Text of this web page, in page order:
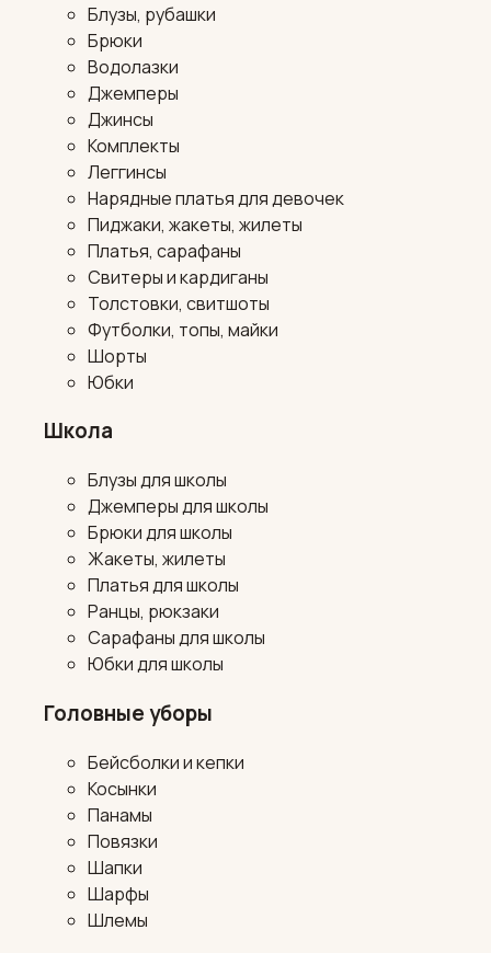
Блузы, рубашки
Брюки
Водолазки
Джемперы
Джинсы
Комплекты
Леггинсы
Нарядные платья для девочек
Пиджаки, жакеты, жилеты
Платья, сарафаны
Свитеры и кардиганы
Толстовки, свитшоты
Футболки, топы, майки
Шорты
Юбки
Школа
Блузы для школы
Джемперы для школы
Брюки для школы
Жакеты, жилеты
Платья для школы
Ранцы, рюкзаки
Сарафаны для школы
Юбки для школы
Головные уборы
Бейсболки и кепки
Косынки
Панамы
Повязки
Шапки
Шарфы
Шлемы